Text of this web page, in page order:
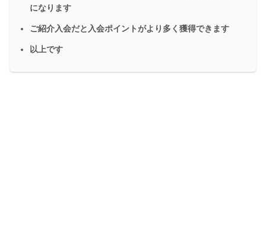
になります
ご紹介入会だと入会ポイントがより多く獲得できます
以上です